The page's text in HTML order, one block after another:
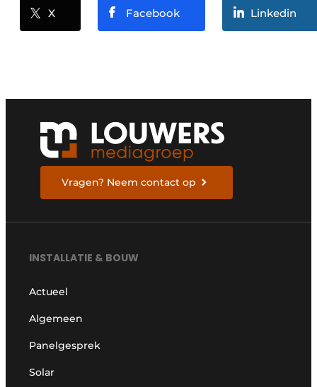
X Facebook Linkedin
Vragen? Neem contact op
INSTALLATIE & BOUW
Actueel
Algemeen
Panelgesprek
Solar